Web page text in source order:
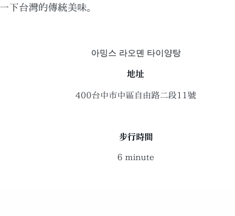
下台灣的傳統美味。
아밍스 라오뎬 타이양탕
地址
400台中市中區自由路二段11號
​步行時間
6 minute